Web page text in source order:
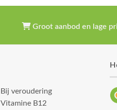
Groot aanbod en lage
Bij veroudering
Vitamine B12